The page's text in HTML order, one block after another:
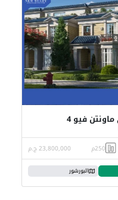
تاون هاوس 250متر استلام فوري ماونتن فيو 4
250م 23,800,000 ج.م
البورشور